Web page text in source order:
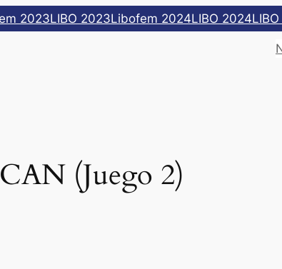
2023LIBO 2023Libofem 2024LIBO 2024
(Juego 2)